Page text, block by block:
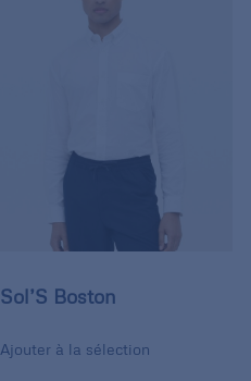
Sol’S Boston
Ajouter à la sélection